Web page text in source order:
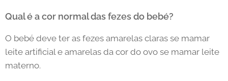
Qual é a cor normal das fezes do bebé?
O bebé deve ter as fezes amarelas claras se mamar
leite artificial e amarelas da cor do ovo se mamar leite
materno.